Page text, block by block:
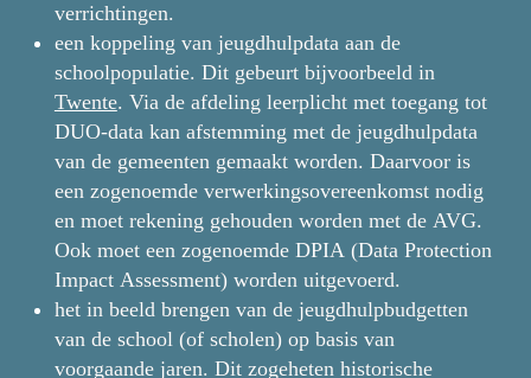
een koppeling van jeugdhulpdata aan de
Twente. Via de afdeling leerplicht met toegang tot
DUO-data kan afstemming met de jeugdhulpdata
van de gemeenten gemaakt worden. Daarvoor is
een zogenoemde verwerkingsovereenkomst nodig
en moet rekening gehouden worden met de AVG.
Ook moet een zogenoemde DPIA (Data Protection
Impact Assessment) worden uitgevoerd.
het in beeld brengen van de jeugdhulpbudgetten
van de school (of scholen) op basis van
voorgaande jaren. Dit zogeheten historische